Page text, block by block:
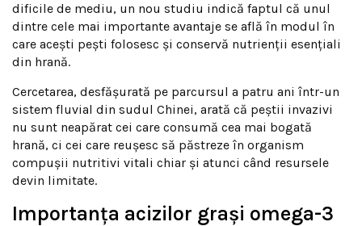
dificile de mediu, un nou studiu indică faptul că unul
dintre cele mai importante avantaje se află în modul în
care acești pești folosesc și conservă nutrienții esențiali
din hrană.
Cercetarea, desfășurată pe parcursul a patru ani într-un
sistem fluvial din sudul Chinei, arată că peștii invazivi
nu sunt neapărat cei care consumă cea mai bogată
hrană, ci cei care reușesc să păstreze în organism
compușii nutritivi vitali chiar și atunci când resursele
devin limitate.
Importanța acizilor grași omega-3